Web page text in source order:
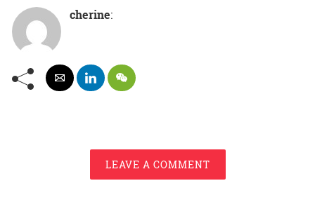
cherine:
LEAVE A COMMENT